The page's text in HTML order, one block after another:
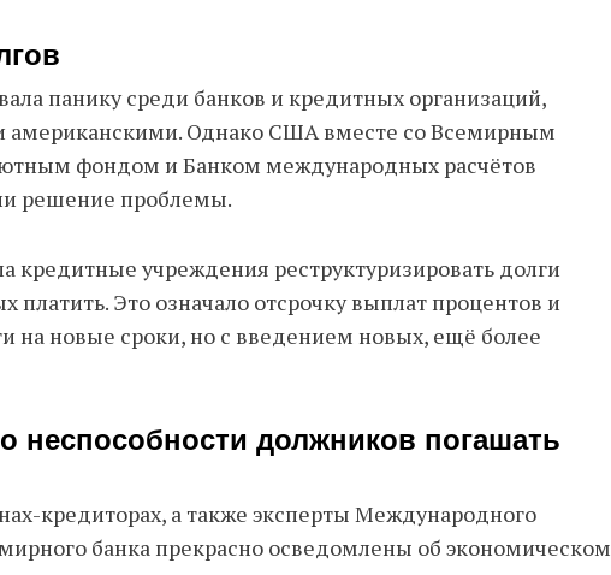
панику среди банков и кредитных организаций,
американскими. Однако США вместе со Всемирным
фондом и Банком международных расчётов
решение проблемы.
кредитные учреждения реструктуризировать долги
платить. Это означало отсрочку выплат процентов и
на новые сроки, но с введением новых, ещё более
неспособности должников погашать
кредиторах, а также эксперты Международного
банка прекрасно осведомлены об экономическом